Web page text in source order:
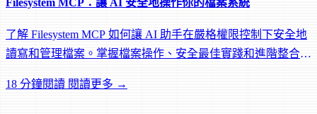
了解 Filesystem MCP 如何讓 AI 助手在嚴格權限控制下安全地
讀寫和管理檔案。掌握檔案操作、安全最佳實踐和進階整合模
18 分鐘閱讀 閱讀更多 →